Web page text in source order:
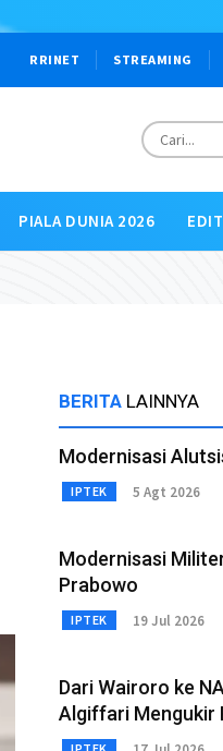
RRINET STREAMING
PIALA DUNIA 2026
BERITA LAINNYA
Modernisasi
IPTEK 5 Agt 2026
Modernisasi
Prabowo
IPTEK 19 Jul 2026
Dari Wairoro ke
Algiffari Mengukir